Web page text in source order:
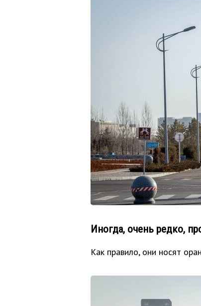
Иногда, очень редко,
Как правило, они носят